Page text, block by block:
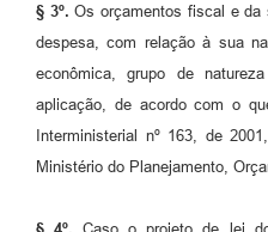
§ 3º. Os orçamentos fiscal e da
despesa, com relação à sua
econômica, grupo de
aplicação, de acordo com o
Interministerial nº 163, de
Ministério do Planejamento,